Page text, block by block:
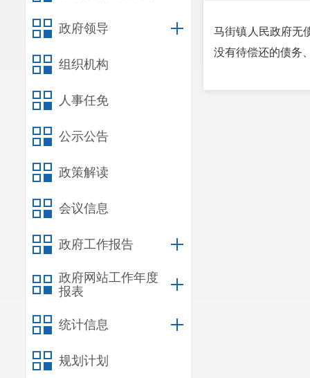
政府领导
组织机构
人事任免
公示公告
政策解读
会议信息
政府工作报告
政府网站工作年度
报表
统计信息
规划计划
马街镇人民政府无
没有待偿还的债务